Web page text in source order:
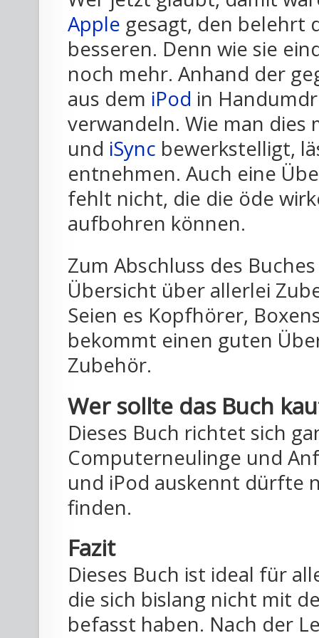
Apple gesagt, den belehrt
besseren. Denn wie sie
noch mehr. Anhand der
aus dem iPod in
verwandeln. Wie man dies
und iSync bewerkstelligt,
entnehmen. Auch eine
fehlt nicht, die die öde
aufbohren können.
Zum Abschluss des
Übersicht über allerlei
Seien es Kopfhörer,
bekommt einen guten
Zubehör.
Wer sollte das Buch
Dieses Buch richtet sich
Computerneulinge und
und iPod auskennt dürfte
finden.
Fazit
Dieses Buch ist ideal für
die sich bislang nicht mit
befasst haben. Nach der